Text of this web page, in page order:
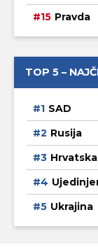
Pravda
TOP 5 –
SAD
Rusija
Hrvatska
Ukrajina